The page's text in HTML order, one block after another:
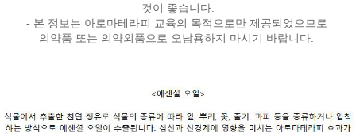
것이 좋습니다.
- 본 정보는 아로마테라피 교육의 목적으로만 제공되었으므로
의약품 또는 의약외품으로 오남용하지 마시기 바랍니다.